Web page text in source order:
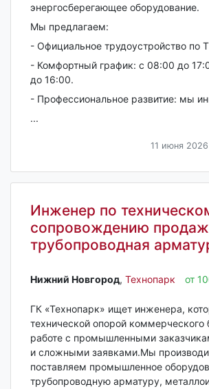
энергосберегающее оборудование.
Мы предлагаем:
- Официальное трудоустройство по
- Комфортный график: с 08:00 до
до 16:00.
- Профессиональное развитие: мы
...
11 июня 2026
Инженер по
сопровождению
трубопроводная
Нижний Новгород‎, Технопарк от
ГК «Технопарк» ищет инженера,
технической опорой коммерческого
работе с промышленными
и сложными заявками.Мы
поставляем промышленное
трубопроводную арматуру,